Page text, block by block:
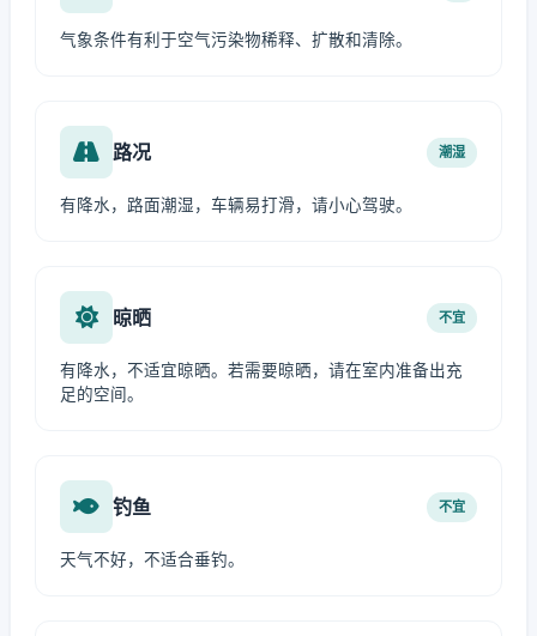
气象条件有利于空气污染物稀释、扩散和清除。
路况 潮湿
有降水，路面潮湿，车辆易打滑，请小心驾驶。
晾晒 不宜
有降水，不适宜晾晒。若需要晾晒，请在室内准备出充
足的空间。
钓鱼 不宜
天气不好，不适合垂钓。